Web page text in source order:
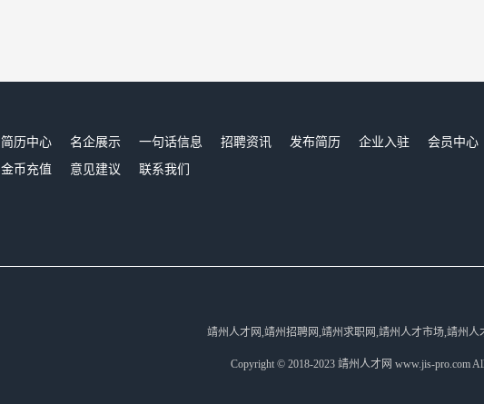
简历中心 名企展示 一句话信息 招聘资讯 发布简历 企业入驻 会员中心
金币充值 意见建议 联系我们
靖州人才网,靖州招聘网,靖州求职网,靖州人才市场,靖州人
Copyright © 2018-2023 靖州人才网 www.jis-pro.com